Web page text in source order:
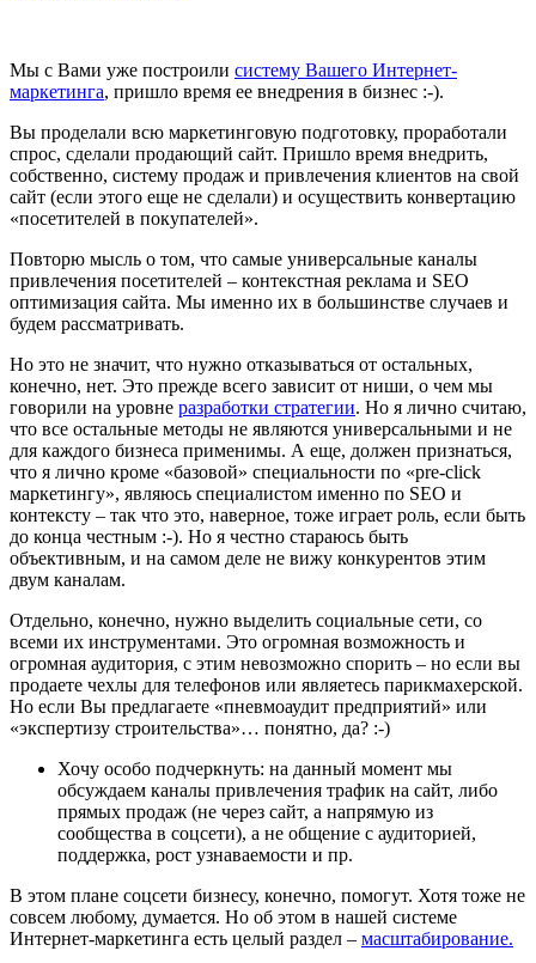
Мы с Вами уже построили систему Вашего Интернет-
маркетинга, пришло время ее внедрения в бизнес :-).
Вы проделали всю маркетинговую подготовку, проработали
спрос, сделали продающий сайт. Пришло время внедрить,
собственно, систему продаж и привлечения клиентов на свой
сайт (если этого еще не сделали) и осуществить конвертацию
«посетителей в покупателей».
Повторю мысль о том, что самые универсальные каналы
привлечения посетителей – контекстная реклама и SEO
оптимизация сайта. Мы именно их в большинстве случаев и
будем рассматривать.
Но это не значит, что нужно отказываться от остальных,
конечно, нет. Это прежде всего зависит от ниши, о чем мы
говорили на уровне разработки стратегии. Но я лично считаю,
что все остальные методы не являются универсальными и не
для каждого бизнеса применимы. А еще, должен признаться,
что я лично кроме «базовой» специальности по «pre-click
маркетингу», являюсь специалистом именно по SEO и
контексту – так что это, наверное, тоже играет роль, если быть
до конца честным :-). Но я честно стараюсь быть
объективным, и на самом деле не вижу конкурентов этим
двум каналам.
Отдельно, конечно, нужно выделить социальные сети, со
всеми их инструментами. Это огромная возможность и
огромная аудитория, с этим невозможно спорить – но если вы
продаете чехлы для телефонов или являетесь парикмахерской.
Но если Вы предлагаете «пневмоаудит предприятий» или
«экспертизу строительства»… понятно, да? :-)
Хочу особо подчеркнуть: на данный момент мы
обсуждаем каналы привлечения трафик на сайт, либо
прямых продаж (не через сайт, а напрямую из
сообщества в соцсети), а не общение с аудиторией,
поддержка, рост узнаваемости и пр.
В этом плане соцсети бизнесу, конечно, помогут. Хотя тоже не
совсем любому, думается. Но об этом в нашей системе
Интернет-маркетинга есть целый раздел – масштабирование.